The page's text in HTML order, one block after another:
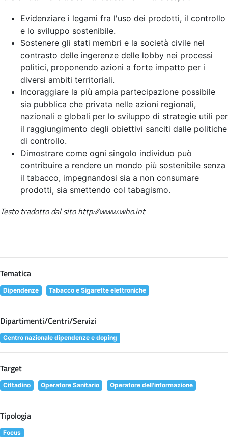
Evidenziare i legami fra l'uso dei prodotti, il controllo
e lo sviluppo sostenibile.
Sostenere gli stati membri e la società civile nel
contrasto delle ingerenze delle lobby nei processi
politici, proponendo azioni a forte impatto per i
diversi ambiti territoriali.
Incoraggiare la più ampia partecipazione possibile
sia pubblica che privata nelle azioni regionali,
nazionali e globali per lo sviluppo di strategie utili per
il raggiungimento degli obiettivi sanciti dalle politiche
di controllo.
Dimostrare come ogni singolo individuo può
contribuire a rendere un mondo più sostenibile senza
il tabacco, impegnandosi sia a non consumare
prodotti, sia smettendo col tabagismo.
Testo tradotto dal sito http://www.who.int
Tematica
Dipendenze Tabacco e Sigarette elettroniche
Dipartimenti/Centri/Servizi
Centro nazionale dipendenze e doping
Target
Cittadino Operatore Sanitario Operatore dell'informazione
Tipologia
Focus